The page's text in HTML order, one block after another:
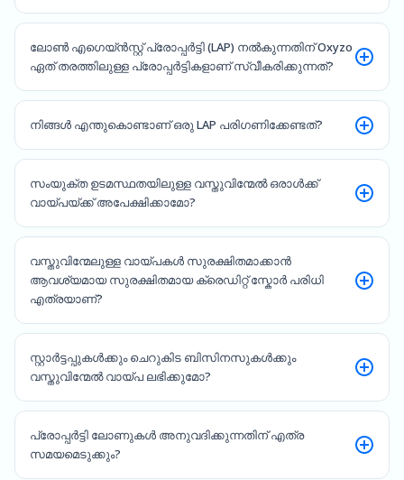
ലോൺ എഗെയ്ൻസ്റ്റ് പ്രോപ്പർട്ടി (LAP) നൽകുന്നതിന് Oxyzo
ഏത് തരത്തിലുള്ള പ്രോപ്പർട്ടികളാണ് സ്വീകരിക്കുന്നത്?
നിങ്ങൾ എന്തുകൊണ്ടാണ് ഒരു LAP പരിഗണിക്കേണ്ടത്?
സംയുക്ത ഉടമസ്ഥതയിലുള്ള വസ്തുവിന്മേൽ ഒരാൾക്ക്
വായ്പയ്ക്ക് അപേക്ഷിക്കാമോ?
വസ്തുവിന്മേലുള്ള വായ്പകൾ സുരക്ഷിതമാക്കാൻ
ആവശ്യമായ സുരക്ഷിതമായ ക്രെഡിറ്റ് സ്കോർ പരിധി
എത്രയാണ്?
സ്റ്റാർട്ടപ്പുകൾക്കും ചെറുകിട ബിസിനസുകൾക്കും
വസ്തുവിന്മേൽ വായ്പ ലഭിക്കുമോ?
പ്രോപ്പർട്ടി ലോണുകൾ അനുവദിക്കുന്നതിന് എത്ര
സമയമെടുക്കും?